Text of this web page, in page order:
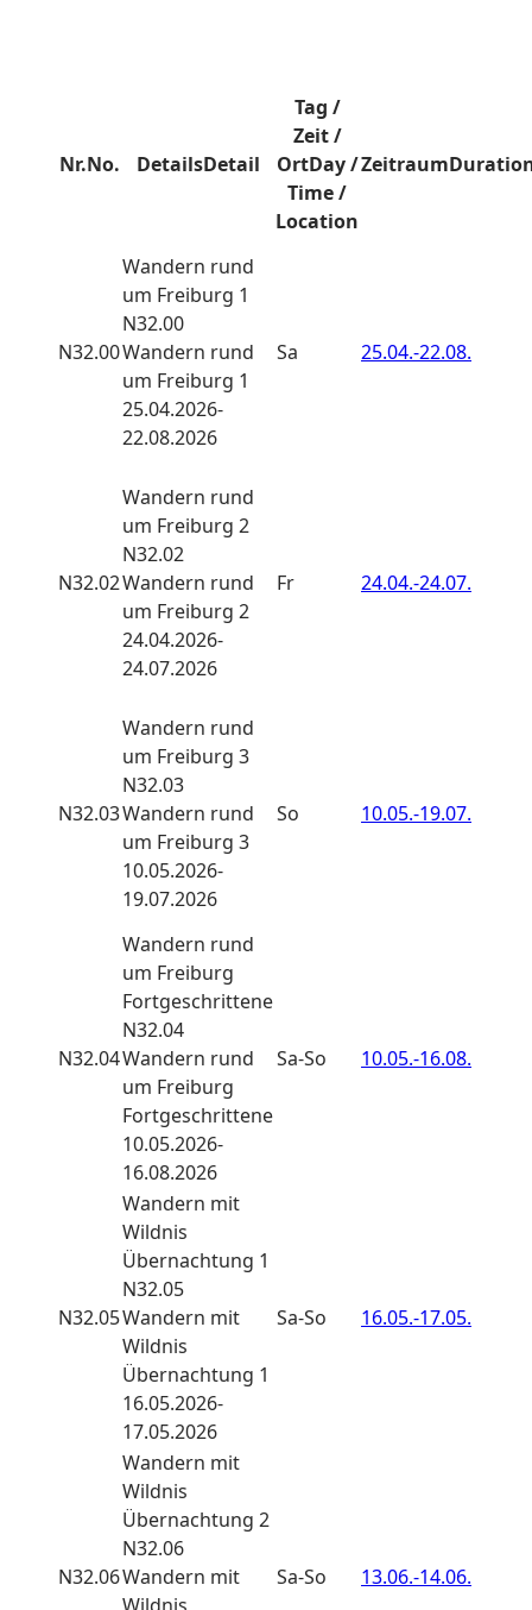
Nr.No. DetailsDetail
Tag /
Zeit /
OrtDay /
Time /
Location
Zeitraum
N32.00
Wandern rund
um Freiburg 1
N32.00
Wandern rund
um Freiburg 1
25.04.2026-
22.08.2026
Sa 25.04.-22.08.
N32.02
Wandern rund
um Freiburg 2
N32.02
Wandern rund
um Freiburg 2
24.04.2026-
24.07.2026
Fr 24.04.-24.07.
N32.03
Wandern rund
um Freiburg 3
N32.03
Wandern rund
um Freiburg 3
10.05.2026-
19.07.2026
So 10.05.-19.07.
N32.04
Wandern rund
um Freiburg
Fortgeschrittene
N32.04
Wandern rund
um Freiburg
Fortgeschrittene
10.05.2026-
16.08.2026
Sa-So 10.05.-16.08.
N32.05
Wandern mit
Wildnis
Übernachtung 1
N32.05
Wandern mit
Wildnis
Übernachtung 1
16.05.2026-
17.05.2026
Sa-So 16.05.-17.05.
N32.06
Wandern mit
Wildnis
Übernachtung 2
N32.06
Wandern mit
Sa-So 13.06.-14.06.